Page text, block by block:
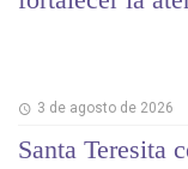
3 de agosto de 2026
Santa Teresita